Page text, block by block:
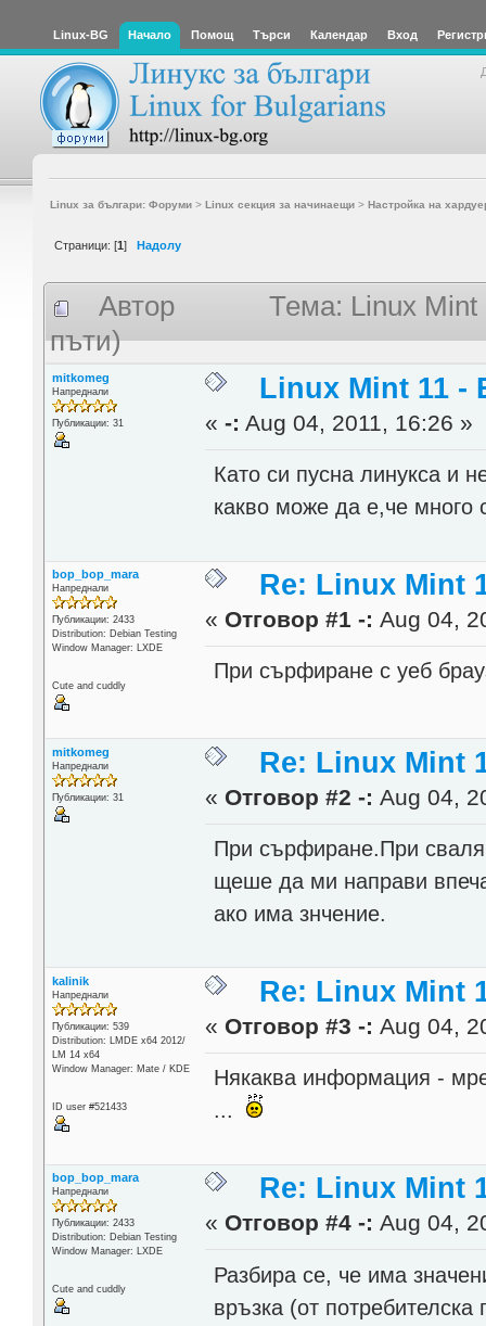
Linux-BG Начало Помощ Търси Календар Вход
Linux за българи: Форуми> Linux секция за начинаещи> Настройка на
Страници: [1] Надолу
Автор
Тема: Linux Mint
пъти)
mitkomeg
Напреднали
Публикации: 31
Linux Mint 11 -
«-: Aug 04, 2011, 16:26 »
Като си пусна линукса и
какво може да е,че много
bop_bop_mara
Напреднали
Публикации: 2433
Distribution: Debian Testing
Window Manager: LXDE
Cute and cuddly
Re: Linux Mint
« Отговор #1 -: Aug 04,
При сърфиране с уеб
mitkomeg
Напреднали
Публикации: 31
Re: Linux Mint
« Отговор #2 -: Aug 04,
При сърфиране.При
щеше да ми направи
ако има знчение.
kalinik
Напреднали
Публикации: 539
Distribution: LMDE x64 2012/
LM 14 x64
Window Manager: Mate / KDE
ID user #521433
Re: Linux Mint
« Отговор #3 -: Aug 04,
Някаква информация -
...
bop_bop_mara
Напреднали
Публикации: 2433
Distribution: Debian Testing
Window Manager: LXDE
Cute and cuddly
Re: Linux Mint
« Отговор #4 -: Aug 04,
Разбира се, че има
връзка (от